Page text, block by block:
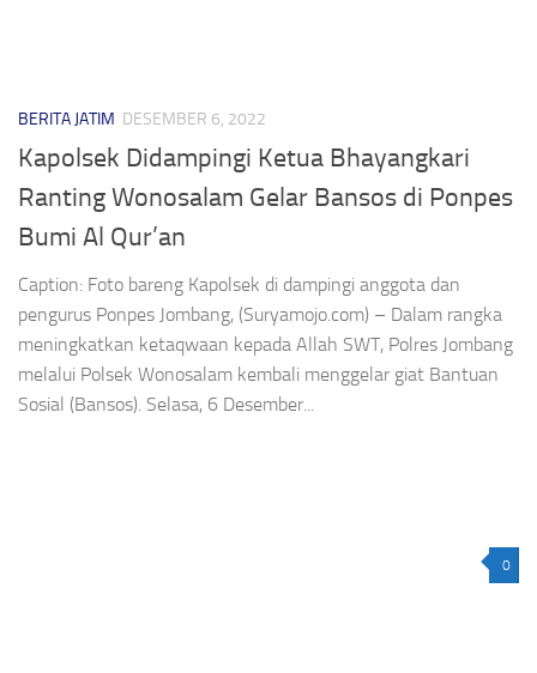
BERITA JATIM DESEMBER 6, 2022
Kapolsek Didampingi Ketua Bhayangkari
Ranting Wonosalam Gelar Bansos di Ponpes
Bumi Al Qur’an
Caption: Foto bareng Kapolsek di dampingi anggota dan
pengurus Ponpes Jombang, (Suryamojo.com) – Dalam rangka
meningkatkan ketaqwaan kepada Allah SWT, Polres Jombang
melalui Polsek Wonosalam kembali menggelar giat Bantuan
Sosial (Bansos). Selasa, 6 Desember...
0